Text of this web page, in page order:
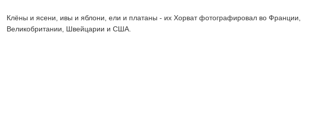
Клёны и ясени, ивы и яблони, ели и платаны - их Хорват фотографировал во Франции,
Великобритании, Швейцарии и США.